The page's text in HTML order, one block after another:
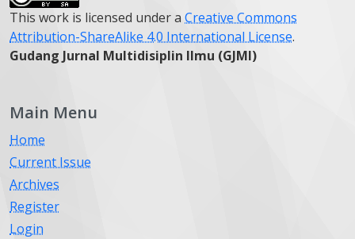
This work is licensed under a Creative Commons
Attribution-ShareAlike 4.0 International License.
Gudang Jurnal Multidisiplin Ilmu (GJMI)
Main Menu
Home
Current Issue
Archives
Register
Login